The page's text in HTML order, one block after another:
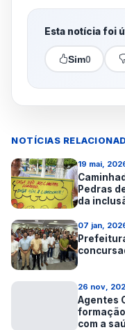
Esta notícia foi
Sim0
NOTÍCIAS
19 mai,
Pedras
da
07 jan,
26 nov,
Agentes
com a